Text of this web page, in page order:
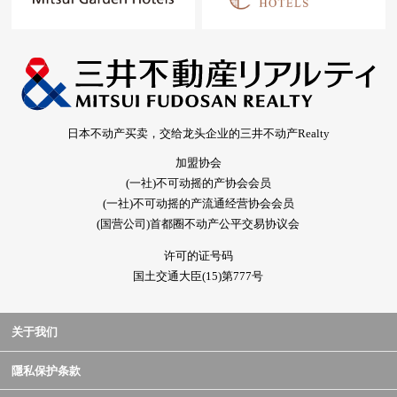
日本不动产买卖，交给龙头企业的三井不动产Realty
加盟协会
(一社)不可动摇的产协会会员
(一社)不可动摇的产流通经营协会会员
(国营公司)首都圈不动产公平交易协议会
许可的证号码
国土交通大臣(15)第777号
关于我们
隱私保护条款